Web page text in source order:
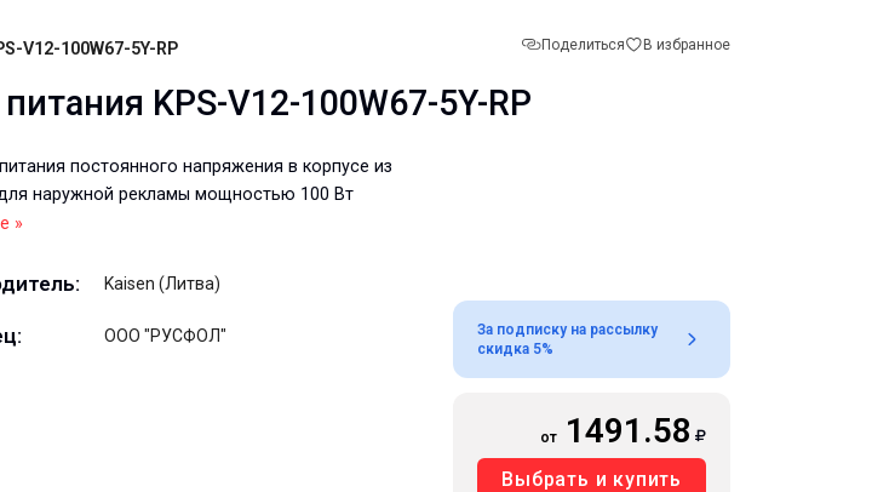
Поделиться В избранное
V12-100W67-5Y-RP
KPS-V12-100W67-5Y-RP
постоянного напряжения в корпусе из
наружной рекламы мощностью 100 Вт
»
Kaisen (Литва)
ООО "РУСФОЛ"
За подписку на рассылку
скидка 5%
от 1491.58
Выбрать и купить